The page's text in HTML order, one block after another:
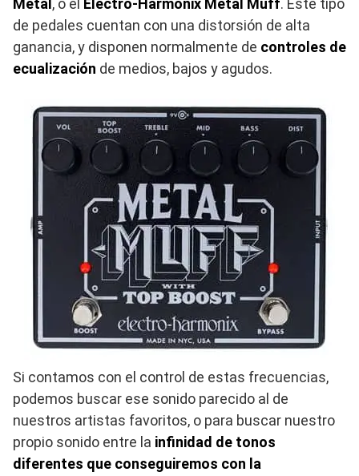
Metal , o el Electro-Harmonix Metal Muff. Este tipo
de pedales cuentan con una distorsión de alta
ganancia, y disponen normalmente de controles de
ecualización de medios, bajos y agudos.
Si contamos con el control de estas frecuencias,
podemos buscar ese sonido parecido al de
nuestros artistas favoritos, o para buscar nuestro
propio sonido entre la infinidad de tonos
diferentes que conseguiremos con la